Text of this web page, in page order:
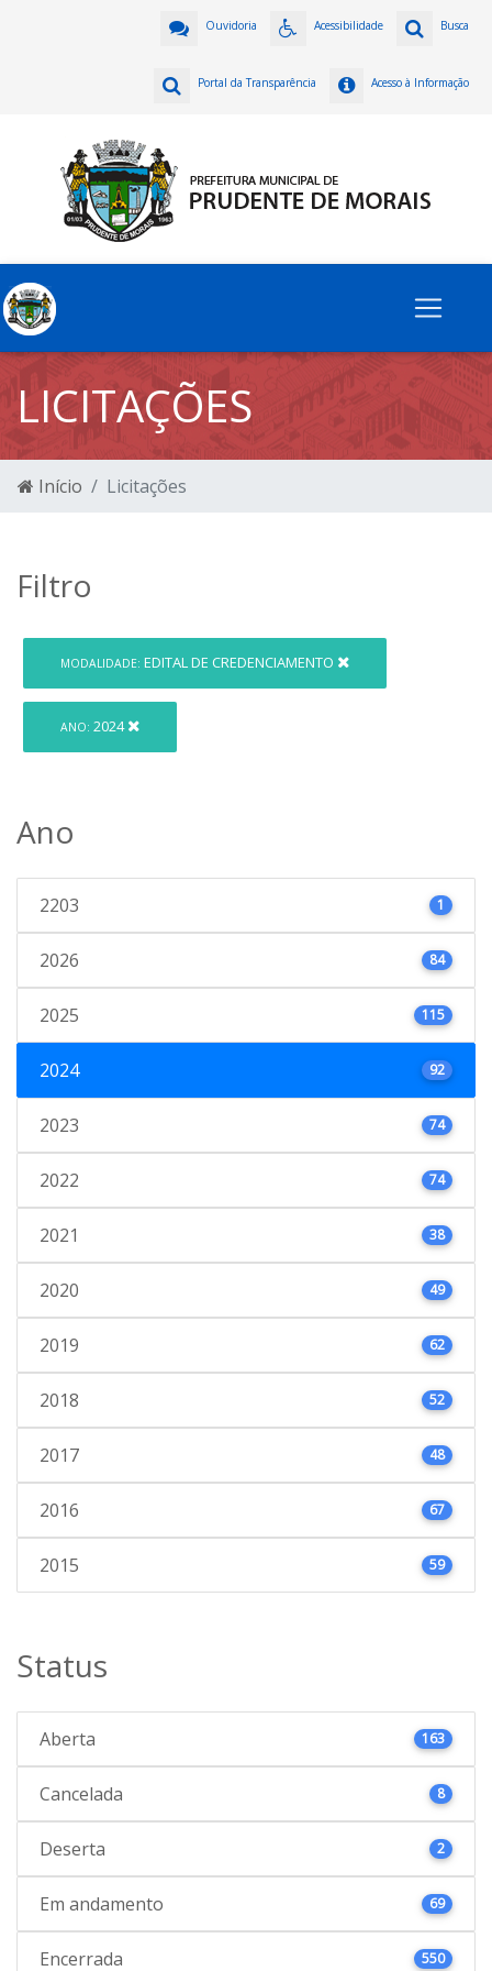
Busca
Acessibilidade
Ouvidoria
Acesso à Informação
Portal da Transparência
LICITAÇÕES
Início Licitações
Filtro
MODALIDADE: EDITAL DE CREDENCIAMENTO
ANO: 2024
Ano
2203 1
2026 84
2025 115
2024 92
2023 74
2022 74
2021 38
2020 49
2019 62
2018 52
2017 48
2016 67
2015 59
Status
Aberta 163
Cancelada 8
Deserta 2
Em andamento 69
Encerrada 550